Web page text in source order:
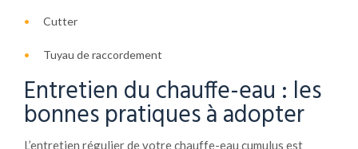
Cutter
Tuyau de raccordement
Entretien du chauffe-eau : les
bonnes pratiques à adopter
L’entretien régulier de votre chauffe-eau cumulus est